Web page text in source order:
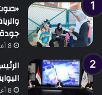
8 أغسطس، 2026
8 أغسطس، 2026